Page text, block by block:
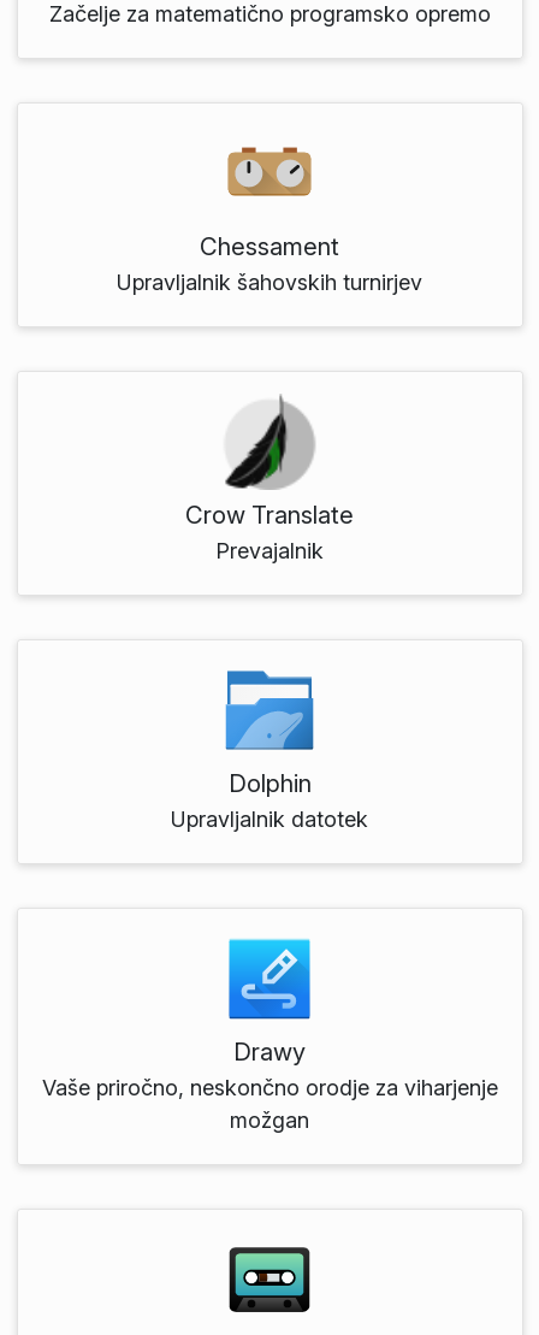
Začelje za matematično programsko opremo
Chessament
Upravljalnik šahovskih turnirjev
Crow Translate
Prevajalnik
Dolphin
Upravljalnik datotek
Drawy
Vaše priročno, neskončno orodje za viharjenje
možgan